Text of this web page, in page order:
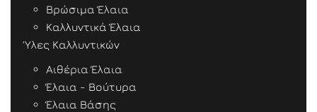
Βρώσιμα Έλαια
Καλλυντικά Έλαια
Ύλες Καλλυντικών
Αιθέρια Έλαια
Έλαια - Βούτυρα
Έλαια Βάσης